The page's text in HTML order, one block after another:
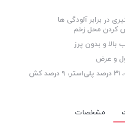
در برابر آلودگی ها
کردن محل زخم
بالا و بدون پرز
و عرض
مشخصات